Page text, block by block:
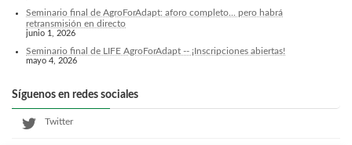
Seminario final de AgroForAdapt: aforo completo... pero habrá
retransmisión en directo
junio 1, 2026
Seminario final de LIFE AgroForAdapt -- ¡Inscripciones abiertas!
mayo 4, 2026
Síguenos en redes sociales
Twitter